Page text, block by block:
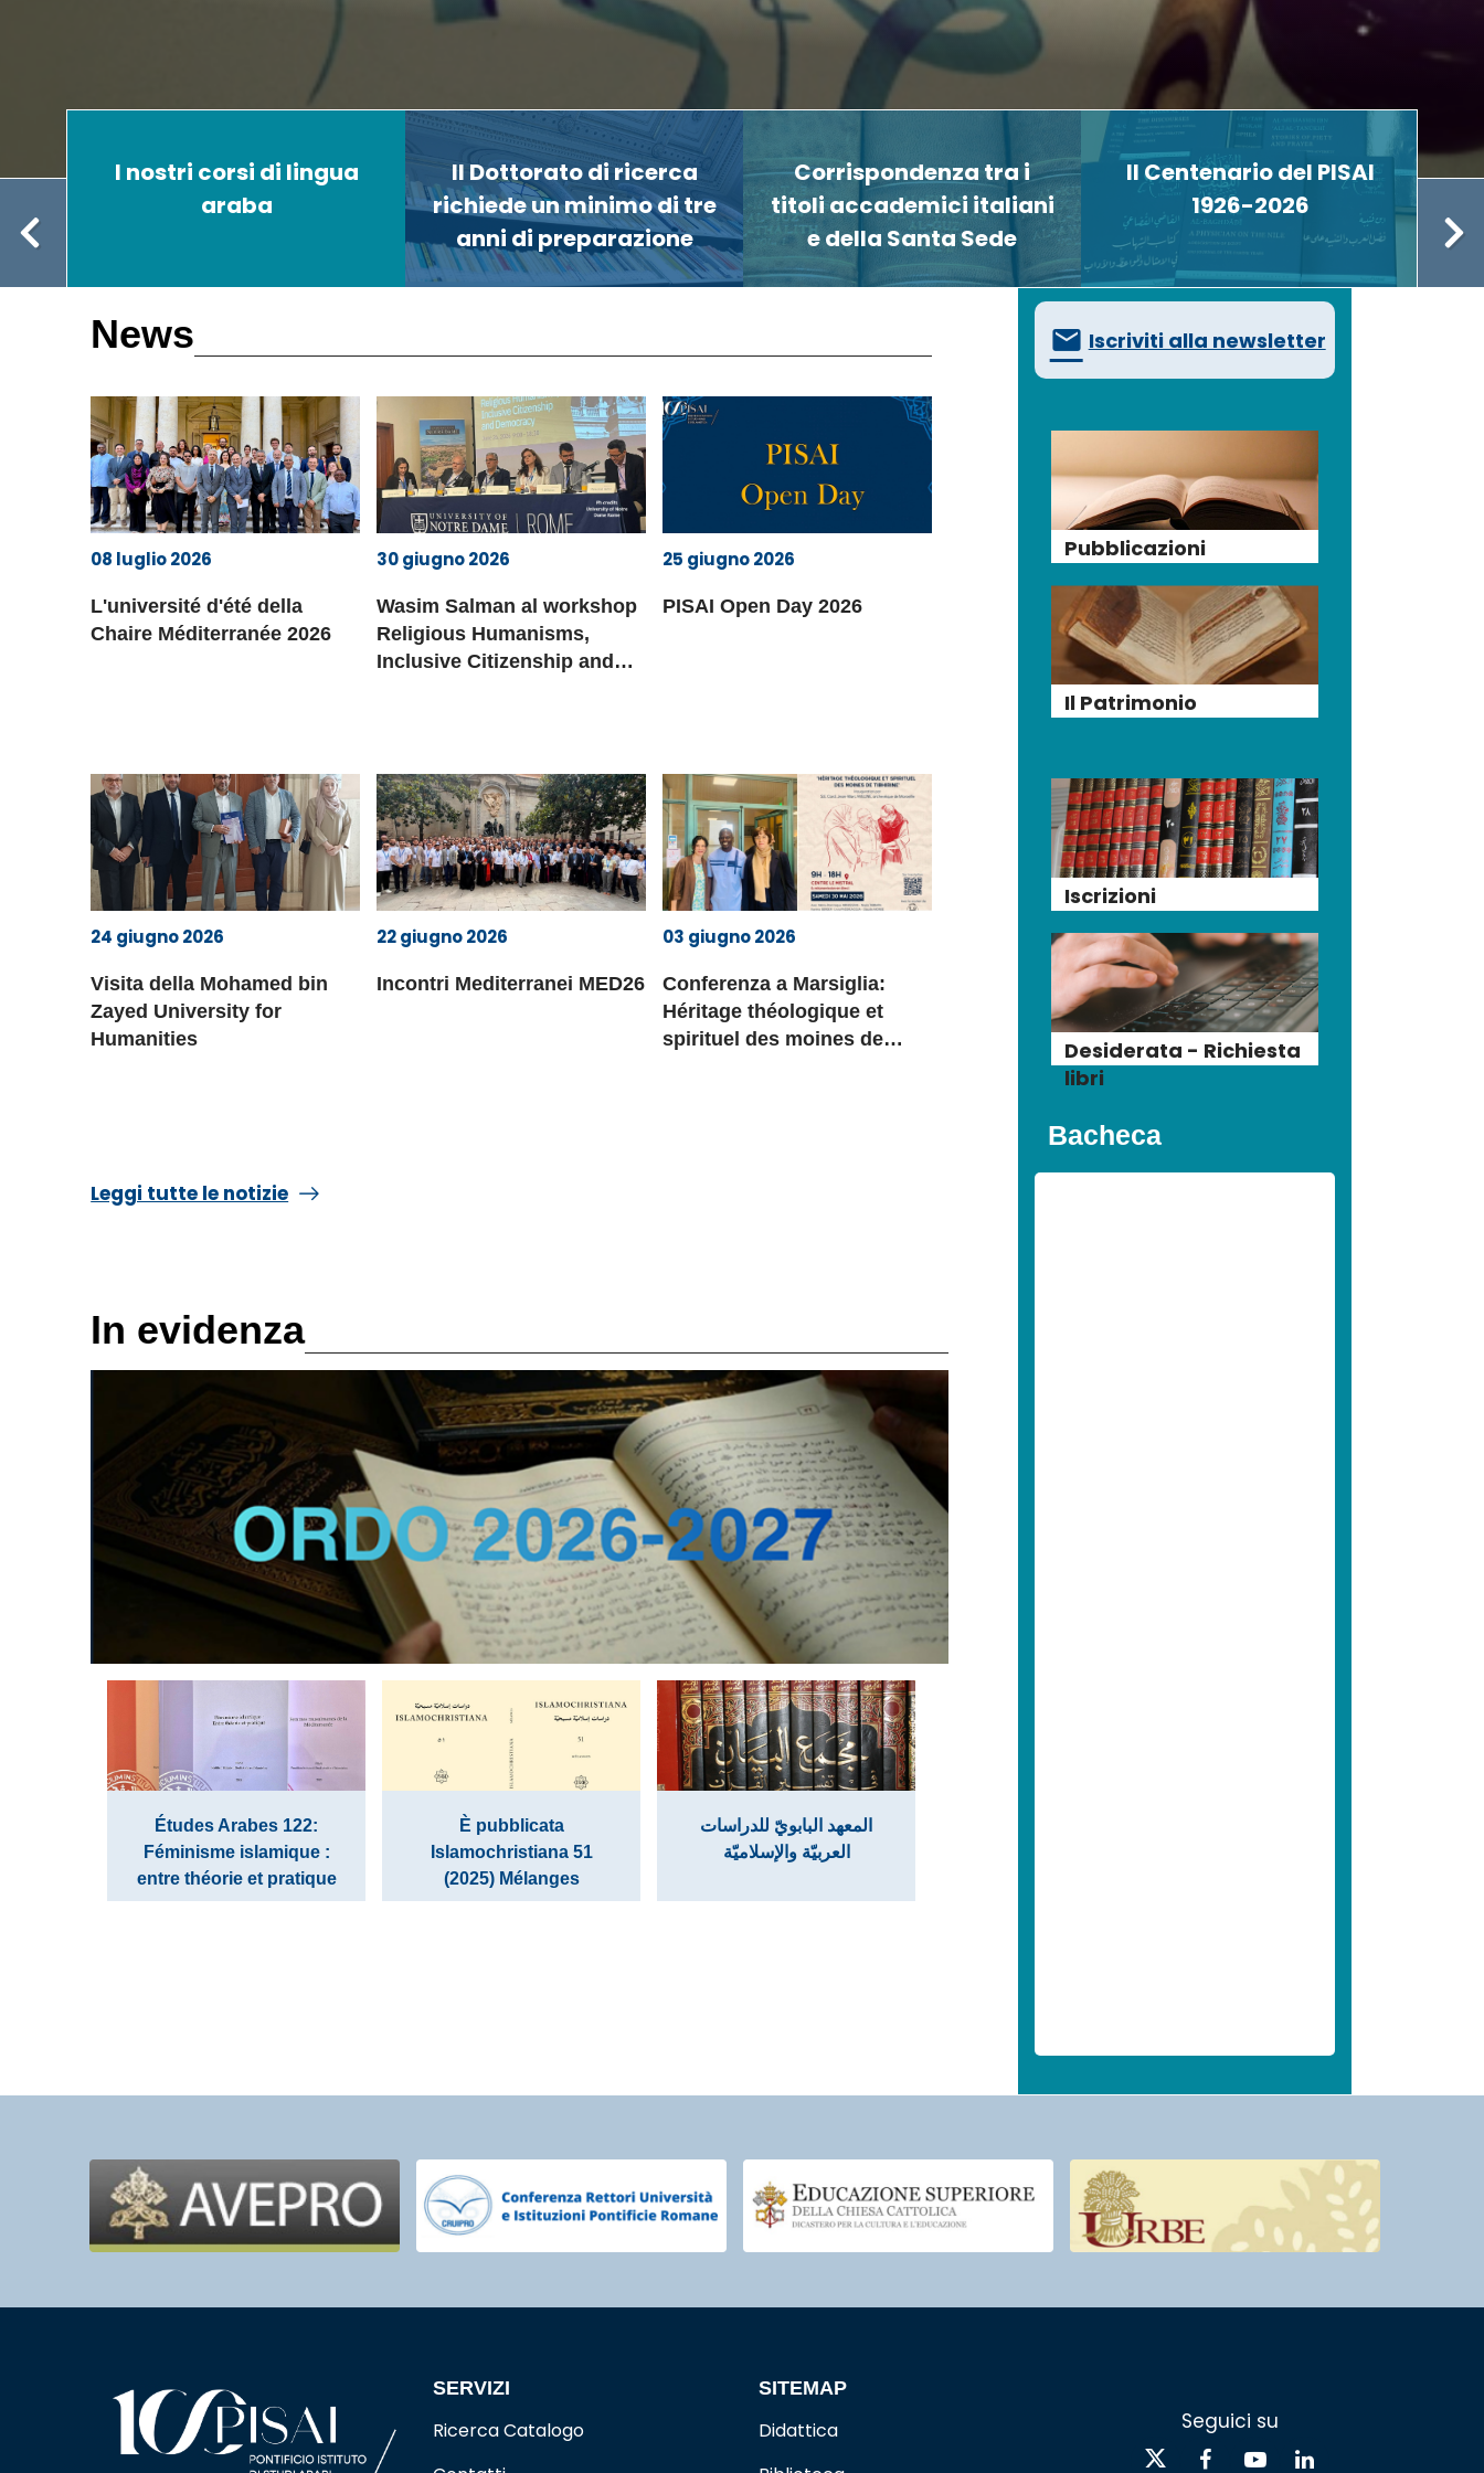
I nostri corsi di lingua
araba
Il Dottorato di ricerca
richiede un minimo di tre
anni di preparazione
Corrispondenza tra i
titoli accademici italiani
e della Santa Sede
Il Centenario del PISAI
1926-2026
News
08 luglio 2026
L'université d'été della
Chaire Méditerranée 2026
30 giugno 2026
Wasim Salman al workshop
Religious Humanisms,
Inclusive Citizenship and
25 giugno 2026
PISAI Open Day 2026
24 giugno 2026
Visita della Mohamed bin
Zayed University for
Humanities
22 giugno 2026
Incontri Mediterranei MED26
03 giugno 2026
Conferenza a Marsiglia:
Héritage théologique et
spirituel des moines de
Leggi tutte le notizie
In evidenza
Études Arabes 122:
Féminisme islamique :
entre théorie et pratique
È pubblicata
Islamochristiana 51
(2025) Mélanges
المعهد البابويّ للدراسات
العربيّة والإسلاميّة
Iscriviti alla newsletter
Pubblicazioni
Il Patrimonio
Iscrizioni
Desiderata - Richiesta
libri
Bacheca
SERVIZI
Ricerca Catalogo
SITEMAP
Didattica
Seguici su